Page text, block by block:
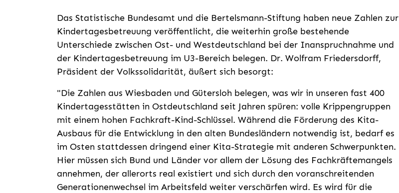
Das Statistische Bundesamt und die Bertelsmann-Stiftung haben neue Zahlen zur
Kindertagesbetreuung veröffentlicht, die weiterhin große bestehende
Unterschiede zwischen Ost- und Westdeutschland bei der Inanspruchnahme und
der Kindertagesbetreuung im U3-Bereich belegen. Dr. Wolfram Friedersdorff,
Präsident der Volkssolidarität, äußert sich besorgt:
"Die Zahlen aus Wiesbaden und Gütersloh belegen, was wir in unseren fast 400
Kindertagesstätten in Ostdeutschland seit Jahren spüren: volle Krippengruppen
mit einem hohen Fachkraft-Kind-Schlüssel. Während die Förderung des Kita-
Ausbaus für die Entwicklung in den alten Bundesländern notwendig ist, bedarf es
im Osten stattdessen dringend einer Kita-Strategie mit anderen Schwerpunkten.
Hier müssen sich Bund und Länder vor allem der Lösung des Fachkräftemangels
annehmen, der allerorts real existiert und sich durch den voranschreitenden
Generationenwechsel im Arbeitsfeld weiter verschärfen wird. Es wird für die